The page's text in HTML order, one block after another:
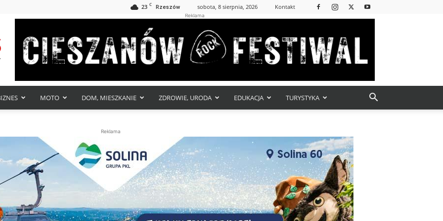
23 C Rzeszów sobota, 8 sierpnia, 2026 Kontakt
Reklama
MOTO DOM, MIESZKANIE ZDROWIE, URODA EDUKACJA TURYSTYKA
Reklama